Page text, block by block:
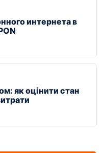
интернета в
як оцінити стан